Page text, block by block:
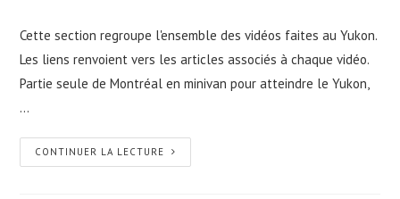
Cette section regroupe l'ensemble des vidéos faites au Yukon.
Les liens renvoient vers les articles associés à chaque vidéo.
Partie seule de Montréal en minivan pour atteindre le Yukon,
…
CONTINUER LA LECTURE